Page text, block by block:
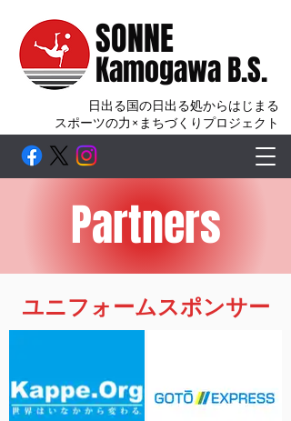
SONNE
Kamogawa B.S.
日出る国の日出る処からはじまる
スポーツの力×まちづくりプロジェクト
Partners
​ユニフォームスポンサー